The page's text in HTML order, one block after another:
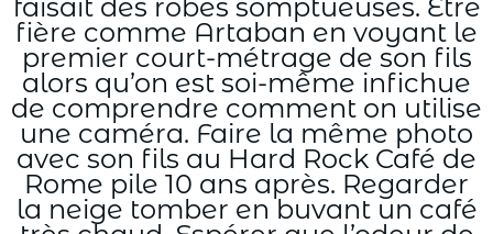
faisait des robes somptueuses. Etre
fière comme Artaban en voyant le
premier court-métrage de son fils
alors qu’on est soi-même infichue
de comprendre comment on utilise
une caméra. Faire la même photo
avec son fils au Hard Rock Café de
Rome pile 10 ans après. Regarder
la neige tomber en buvant un café